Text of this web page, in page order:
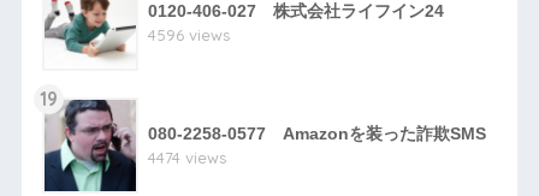
0120-406-027 株式会社ライフイン24
4596 views
19
080-2258-0577 Amazonを装った詐欺SMS
4474 views